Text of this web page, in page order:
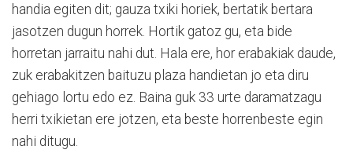
handia egiten dit; gauza txiki horiek, bertatik bertara
jasotzen dugun horrek. Hortik gatoz gu, eta bide
horretan jarraitu nahi dut. Hala ere, hor erabakiak daude,
zuk erabakitzen baituzu plaza handietan jo eta diru
gehiago lortu edo ez. Baina guk 33 urte daramatzagu
herri txikietan ere jotzen, eta beste horrenbeste egin
nahi ditugu.